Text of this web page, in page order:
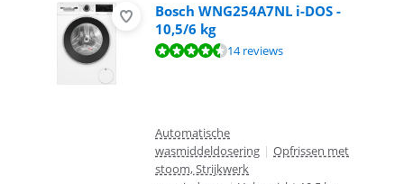
Bosch WNG254A7NL i-DOS -
10,5/6 kg
Beoordeling is 9,2 van de 10, gebaseerd op 14 reviews.
14 reviews
Automatische
wasmiddeldosering | Opfrissen met
stoom, Strijkwerk